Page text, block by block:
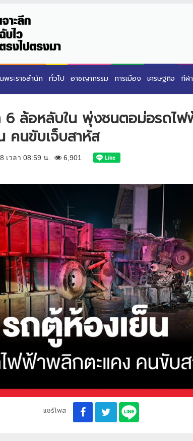
พระราชสำนัก ทั่วไป อาชญากรรม การเมือง เศรษฐกิจ กีฬา
6 ล้อหลับใน พุ่งชนตอม่อรถไ
คนขับเจ็บสาหัส
เวลา 08:59 น. 6,901
แชร์โพส